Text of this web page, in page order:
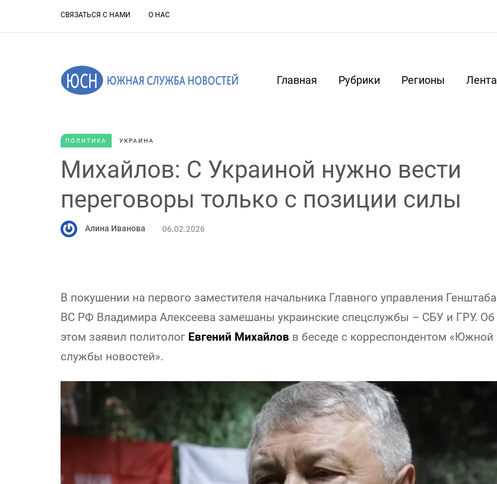
СВЯЗАТЬСЯ С НАМИ О НАС
Главная Рубрики Регионы Лента
ПОЛИТИКА УКРАИНА
Михайлов: С Украиной нужно вести
переговоры только с позиции силы
Алина Иванова 06.02.2026
В покушении на первого заместителя начальника Главного управления Генштаба
ВС РФ Владимира Алексеева замешаны украинские спецслужбы – СБУ и ГРУ. Об
этом заявил политолог Евгений Михайлов в беседе с корреспондентом «Южной
службы новостей».